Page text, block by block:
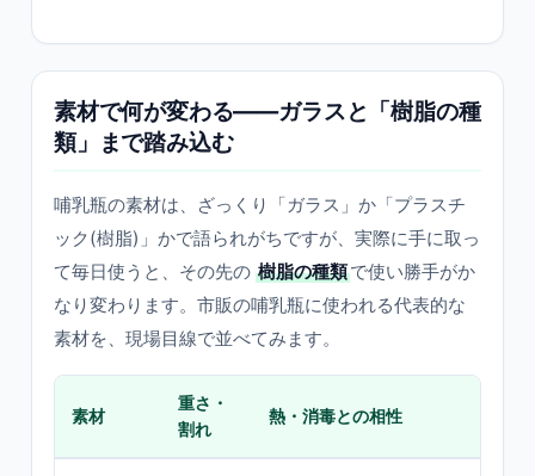
素材で何が変わる——ガラスと「樹脂の種
類」まで踏み込む
哺乳瓶の素材は、ざっくり「ガラス」か「プラスチ
ック(樹脂)」かで語られがちですが、実際に手に取っ
て毎日使うと、その先の 樹脂の種類で使い勝手がか
なり変わります。市販の哺乳瓶に使われる代表的な
素材を、現場目線で並べてみます。
素材
重さ・
割れ
熱・消毒との相性